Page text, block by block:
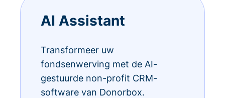
AI Assistant
Transformeer uw
fondsenwerving met de AI-
gestuurde non-profit CRM-
software van Donorbox.